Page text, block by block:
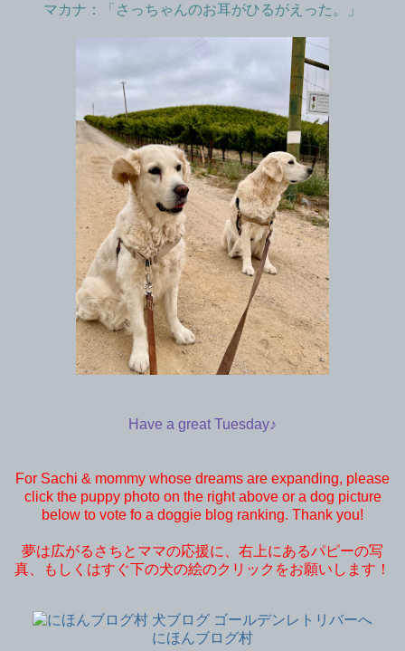
マカナ：「さっちゃんのお耳がひるがえった。」
Have a great Tuesday♪
For Sachi & mommy whose dreams are expanding, please
click the puppy photo on the right above or a dog picture
below to vote fo a doggie blog ranking. Thank you!
夢は広がるさちとママの応援に、右上にあるパピーの写
真、もしくはすぐ下の犬の絵のクリックをお願いします！
にほんブログ村